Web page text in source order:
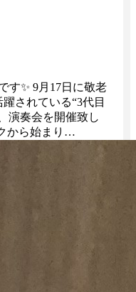
す✨ 9月17日に敬老
されている“3代目
演奏会を開催致し
から始まり…